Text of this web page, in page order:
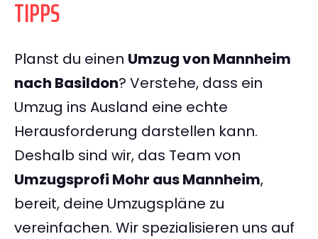
TIPPS
Planst du einen Umzug von Mannheim
nach Basildon? Verstehe, dass ein
Umzug ins Ausland eine echte
Herausforderung darstellen kann.
Deshalb sind wir, das Team von
Umzugsprofi Mohr aus Mannheim,
bereit, deine Umzugspläne zu
vereinfachen. Wir spezialisieren uns auf